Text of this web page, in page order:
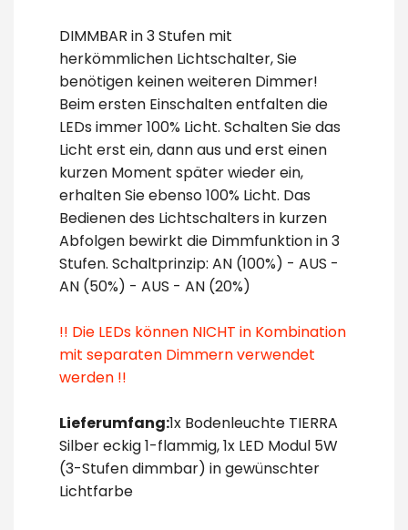
DIMMBAR in 3 Stufen mit
herkömmlichen Lichtschalter, Sie
benötigen keinen weiteren Dimmer!
Beim ersten Einschalten entfalten die
LEDs immer 100% Licht. Schalten Sie das
Licht erst ein, dann aus und erst einen
kurzen Moment später wieder ein,
erhalten Sie ebenso 100% Licht. Das
Bedienen des Lichtschalters in kurzen
Abfolgen bewirkt die Dimmfunktion in 3
Stufen. Schaltprinzip: AN (100%) - AUS -
AN (50%) - AUS - AN (20%)
!! Die LEDs können NICHT in Kombination
mit separaten Dimmern verwendet
werden !!
Lieferumfang:1x Bodenleuchte TIERRA
Silber eckig 1-flammig, 1x LED Modul 5W
(3-Stufen dimmbar) in gewünschter
Lichtfarbe